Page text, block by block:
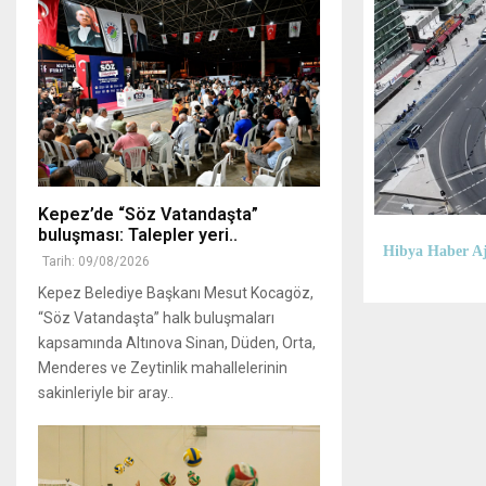
Hibya Haber
Kepez’de “Söz Vatandaşta”
buluşması: Talepler yeri..
Tarih: 09/08/2026
Kepez Belediye Başkanı Mesut Kocagöz,
“Söz Vatandaşta” halk buluşmaları
kapsamında Altınova Sinan, Düden, Orta,
Menderes ve Zeytinlik mahallelerinin
sakinleriyle bir aray..